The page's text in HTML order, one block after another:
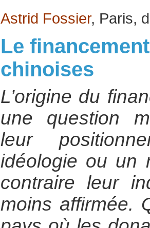
Astrid Fossier, Paris,
Le
chinoises
L’origine du
une question
leur
idéologie ou un
contraire leur
moins affirmée.